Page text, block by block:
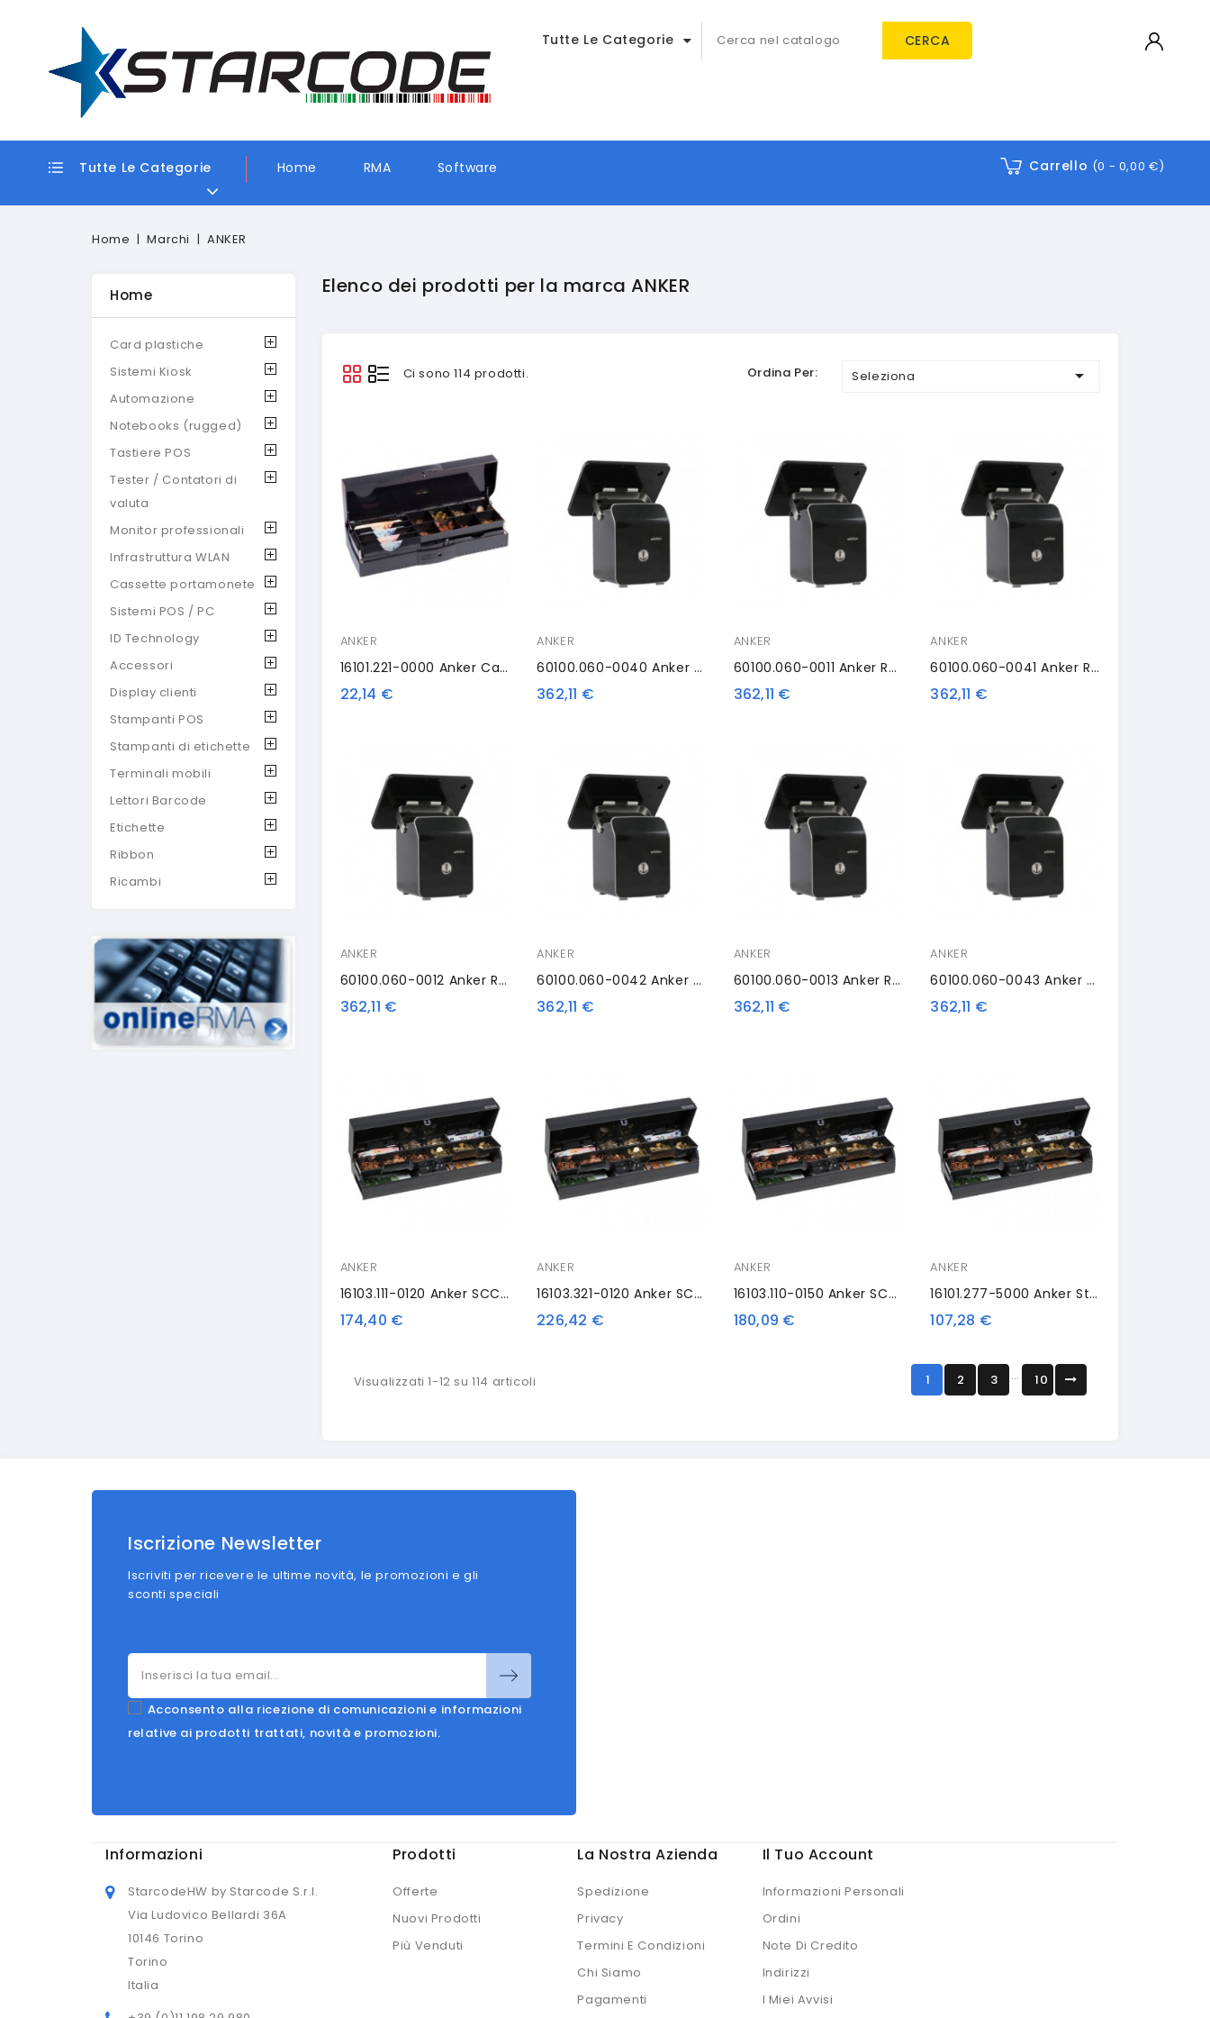
Tutte Le Categorie CERCA
Tutte Le Categorie Home RMA Software Carrello (0 - 0,00 €)
Home Marchi ANKER
Home
Card plastiche
Sistemi Kiosk
Automazione
Notebooks (rugged)
Tastiere POS
Tester / Contatori di
valuta
Monitor professionali
Infrastruttura WLAN
Cassette portamonete
Sistemi POS / PC
ID Technology
Accessori
Display clienti
Stampanti POS
Stampanti di etichette
Terminali mobili
Lettori Barcode
Etichette
Ribbon
Ricambi
Elenco dei prodotti per la marca ANKER
Ci sono 114 prodotti. Ordina Per: Seleziona 
ANKER
16101.221-0000 Anker Cassette Opening
22,14 €
ANKER
60100.060-0040 Anker RK10S, EPSON Retrofit
362,11 €
ANKER
60100.060-0011 Anker RK10S, EPSON Retrofit
362,11 €
ANKER
60100.060-0041 Anker RK10S, EPSON Retrofit
362,11 €
ANKER
60100.060-0012 Anker RK10S, EPSON Retrofit
362,11 €
ANKER
60100.060-0042 Anker RK10S, EPSON Retrofit
362,11 €
ANKER
60100.060-0013 Anker RK10S, EPSON Retrofit
362,11 €
ANKER
60100.060-0043 Anker RK10S, EPSON Retrofit
362,11 €
ANKER
16103.111-0120 Anker SCC Plus, Without Lock, Antracite
174,40 €
ANKER
16103.321-0120 Anker SCC Plus, With Lock Bolt, Antracite
226,42 €
ANKER
16103.110-0150 Anker SCC Plus, Grigio Chiaro
180,09 €
ANKER
16101.277-5000 Anker Standard Base
107,28 €
Visualizzati 1-12 su 114 articoli 1 2 3 … 10
Iscrizione Newsletter
Iscriviti per ricevere le ultime novità, le promozioni e gli
sconti speciali
Acconsento alla ricezione di comunicazioni e informazioni
relative ai prodotti trattati, novità e promozioni.
Informazioni
StarcodeHW by Starcode S.r.l.
Via Ludovico Bellardi 36A
10146 Torino
Torino
Italia
Prodotti
Offerte
Nuovi Prodotti
Più Venduti
La Nostra Azienda
Spedizione
Privacy
Termini E Condizioni
Chi Siamo
Pagamenti
Il Tuo Account
Informazioni Personali
Ordini
Note Di Credito
Indirizzi
I Miei Avvisi